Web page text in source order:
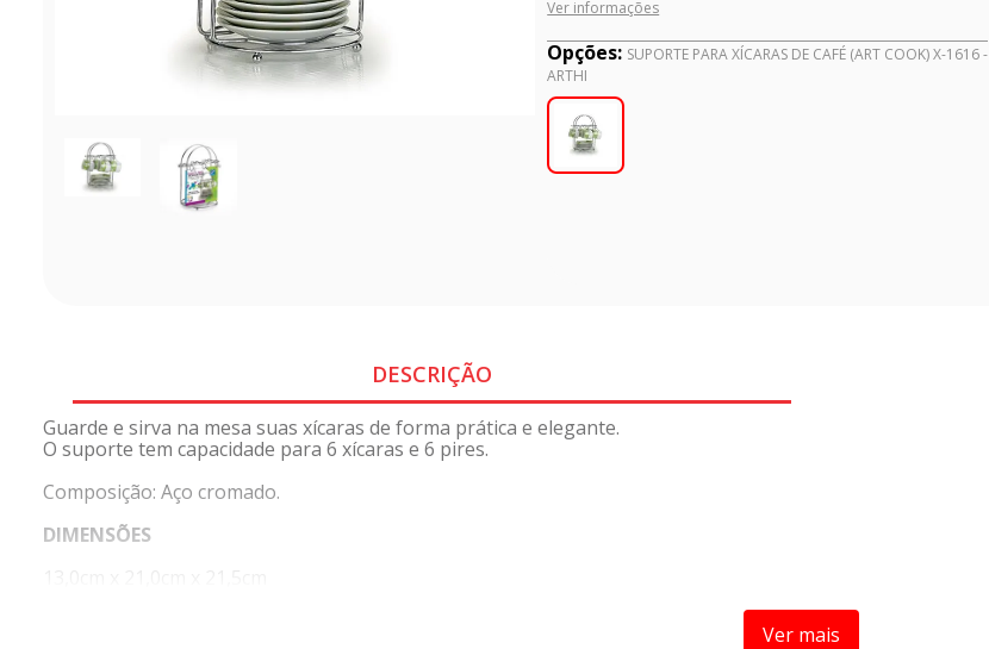
Ver informações
Opções: SUPORTE PARA XÍCARAS DE CAFÉ (ART COOK) X-1616 -
ARTHI
DESCRIÇÃO
Guarde e sirva na mesa suas xícaras de forma prática e elegante.
O suporte tem capacidade para 6 xícaras e 6 pires.
Composição: Aço cromado.
DIMENSÕES
Ver mais